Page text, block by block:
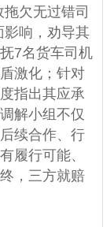
欠无过错司
影响，劝导其
7名货车司机
激化；针对
指出其应承
解小组不仅
续合作、行
履行可能、
，三方就赔